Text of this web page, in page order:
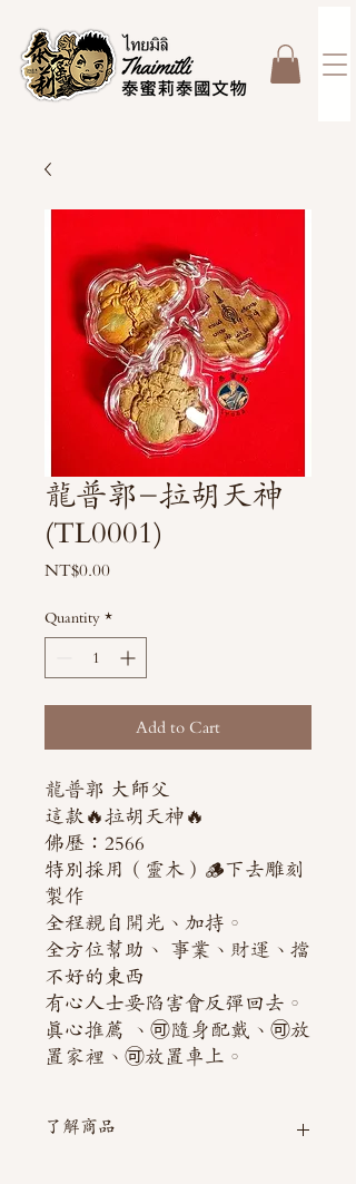
龍普郭-拉胡天神
(TL0001)
NT$0.00Price
Quantity *
Add to Cart
龍普郭 大師父
這款🔥拉胡天神🔥
佛歷：2566
特別採用（靈木）🪵下去雕刻
製作
全程親自開光、加持。
全方位幫助、 事業、財運、擋
不好的東西
有心人士要陷害會反彈回去。
真心推薦 、🉑隨身配戴、🉑放
置家裡、🉑放置車上。
了解商品